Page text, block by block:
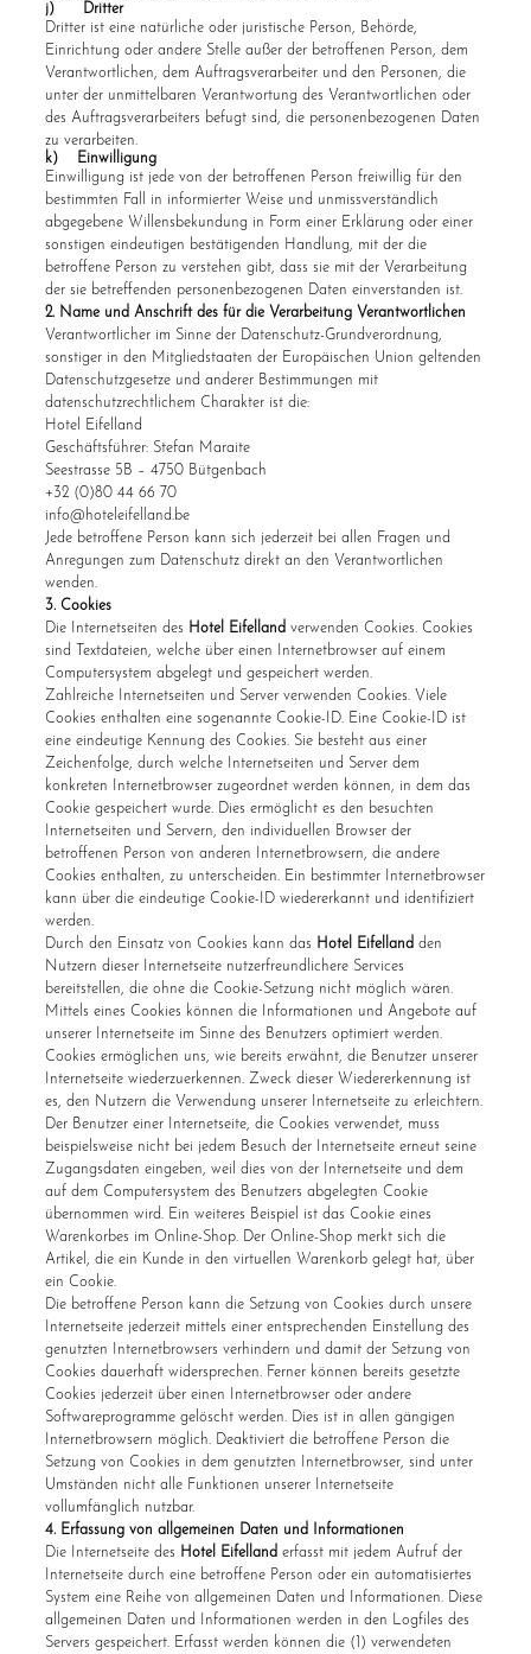
j) Dritter
Dritter ist eine natürliche oder juristische Person, Behörde,
Einrichtung oder andere Stelle außer der betroffenen Person, dem
Verantwortlichen, dem Auftragsverarbeiter und den Personen, die
unter der unmittelbaren Verantwortung des Verantwortlichen oder
des Auftragsverarbeiters befugt sind, die personenbezogenen Daten
zu verarbeiten.
k) Einwilligung
Einwilligung ist jede von der betroffenen Person freiwillig für den
bestimmten Fall in informierter Weise und unmissverständlich
abgegebene Willensbekundung in Form einer Erklärung oder einer
sonstigen eindeutigen bestätigenden Handlung, mit der die
betroffene Person zu verstehen gibt, dass sie mit der Verarbeitung
der sie betreffenden personenbezogenen Daten einverstanden ist.
2. Name und Anschrift des für die Verarbeitung Verantwortlichen
Verantwortlicher im Sinne der Datenschutz-Grundverordnung,
sonstiger in den Mitgliedstaaten der Europäischen Union geltenden
Datenschutzgesetze und anderer Bestimmungen mit
datenschutzrechtlichem Charakter ist die:
Hotel Eifelland
Geschäftsführer: Stefan Maraite
Seestrasse 5B – 4750 Bütgenbach
+32 (0)80 44 66 70
info@hoteleifelland.be
Jede betroffene Person kann sich jederzeit bei allen Fragen und
Anregungen zum Datenschutz direkt an den Verantwortlichen
wenden.
3. Cookies
Die Internetseiten des Hotel Eifelland verwenden Cookies. Cookies
sind Textdateien, welche über einen Internetbrowser auf einem
Computersystem abgelegt und gespeichert werden.
Zahlreiche Internetseiten und Server verwenden Cookies. Viele
Cookies enthalten eine sogenannte Cookie-ID. Eine Cookie-ID ist
eine eindeutige Kennung des Cookies. Sie besteht aus einer
Zeichenfolge, durch welche Internetseiten und Server dem
konkreten Internetbrowser zugeordnet werden können, in dem das
Cookie gespeichert wurde. Dies ermöglicht es den besuchten
Internetseiten und Servern, den individuellen Browser der
betroffenen Person von anderen Internetbrowsern, die andere
Cookies enthalten, zu unterscheiden. Ein bestimmter Internetbrowser
kann über die eindeutige Cookie-ID wiedererkannt und identifiziert
werden.
Durch den Einsatz von Cookies kann das Hotel Eifelland den
Nutzern dieser Internetseite nutzerfreundlichere Services
bereitstellen, die ohne die Cookie-Setzung nicht möglich wären.
Mittels eines Cookies können die Informationen und Angebote auf
unserer Internetseite im Sinne des Benutzers optimiert werden.
Cookies ermöglichen uns, wie bereits erwähnt, die Benutzer unserer
Internetseite wiederzuerkennen. Zweck dieser Wiedererkennung ist
es, den Nutzern die Verwendung unserer Internetseite zu erleichtern.
Der Benutzer einer Internetseite, die Cookies verwendet, muss
beispielsweise nicht bei jedem Besuch der Internetseite erneut seine
Zugangsdaten eingeben, weil dies von der Internetseite und dem
auf dem Computersystem des Benutzers abgelegten Cookie
übernommen wird. Ein weiteres Beispiel ist das Cookie eines
Warenkorbes im Online-Shop. Der Online-Shop merkt sich die
Artikel, die ein Kunde in den virtuellen Warenkorb gelegt hat, über
ein Cookie.
Die betroffene Person kann die Setzung von Cookies durch unsere
Internetseite jederzeit mittels einer entsprechenden Einstellung des
genutzten Internetbrowsers verhindern und damit der Setzung von
Cookies dauerhaft widersprechen. Ferner können bereits gesetzte
Cookies jederzeit über einen Internetbrowser oder andere
Softwareprogramme gelöscht werden. Dies ist in allen gängigen
Internetbrowsern möglich. Deaktiviert die betroffene Person die
Setzung von Cookies in dem genutzten Internetbrowser, sind unter
Umständen nicht alle Funktionen unserer Internetseite
vollumfänglich nutzbar.
4. Erfassung von allgemeinen Daten und Informationen
Die Internetseite des Hotel Eifelland erfasst mit jedem Aufruf der
Internetseite durch eine betroffene Person oder ein automatisiertes
System eine Reihe von allgemeinen Daten und Informationen. Diese
allgemeinen Daten und Informationen werden in den Logfiles des
Servers gespeichert. Erfasst werden können die (1) verwendeten